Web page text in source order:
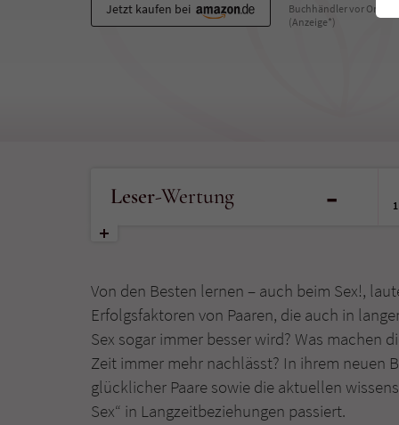
Jetzt kaufen bei
Buchhändler vor Ort
(Anzeige*)
Leser-Wertung -
1
Von den Besten lernen – auch beim Sex!,
Erfolgsfaktoren von Paaren, die auch in
Sex sogar immer besser wird? Was machen
Zeit immer mehr nachlässt? In ihrem neuen
glücklicher Paare sowie die aktuellen
Sex“ in Langzeitbeziehungen passiert.